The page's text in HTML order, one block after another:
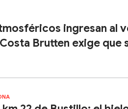
ingresan al
Brutten exige que